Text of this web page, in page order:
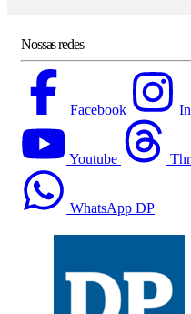
Nossas redes
Facebook
Youtube
WhatsApp DP